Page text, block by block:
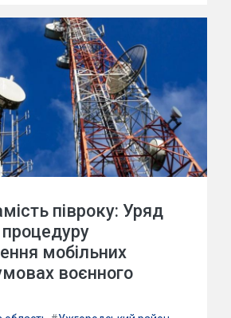
півроку: Уряд
мобільних
воєнного